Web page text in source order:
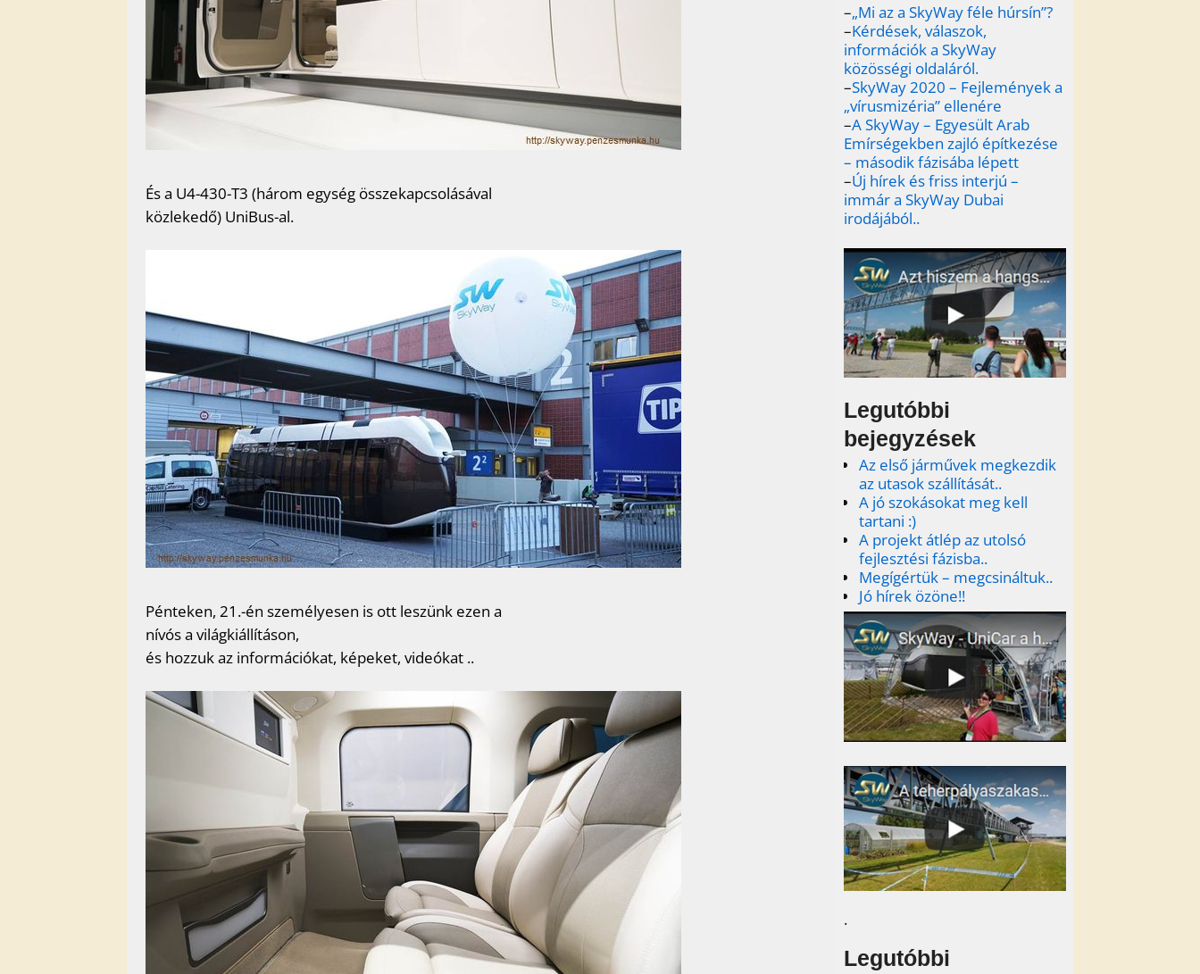
És a U4-430-T3 (három egység összekapcsolásával
közlekedő) UniBus-al.
Pénteken, 21.-én személyesen is ott leszünk ezen a
nívós a világkiállításon,
és hozzuk az információkat, képeket, videókat ..
–„Mi az a SkyWay féle húrsín”?
–Kérdések, válaszok,
információk a SkyWay
közösségi oldaláról.
–SkyWay 2020 – Fejlemények a
„vírusmizéria” ellenére
–A SkyWay – Egyesült Arab
Emírségekben zajló építkezése
– második fázisába lépett
–Új hírek és friss interjú –
immár a SkyWay Dubai
irodájából..
Legutóbbi
bejegyzések
Az első járművek megkezdik
az utasok szállítását..
A jó szokásokat meg kell
tartani :)
A projekt átlép az utolsó
fejlesztési fázisba..
Megígértük – megcsináltuk..
Jó hírek özöne!!
.
Legutóbbi